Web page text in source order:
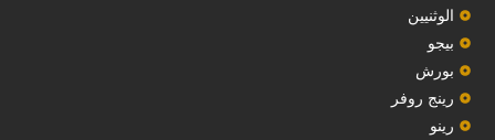
‏الوثنيين‏
بيجو
بورش
رينج روفر
رينو